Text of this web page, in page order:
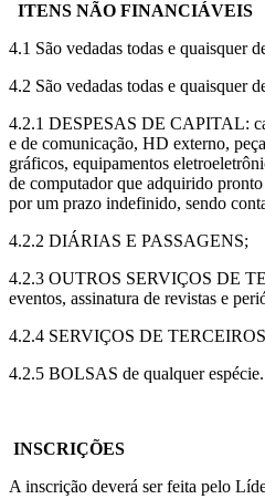
ITENS NÃO FINANCIÁVEIS
4.1 São vedadas todas e quaisquer
4.2 São vedadas todas e quaisquer
4.2.1 DESPESAS DE CAPITAL:
e de comunicação, HD externo,
gráficos, equipamentos
de computador que adquirido
por um prazo indefinido, sendo
4.2.2 DIÁRIAS E PASSAGENS;
4.2.3 OUTROS SERVIÇOS DE
eventos, assinatura de revistas e
4.2.4 SERVIÇOS DE
4.2.5 BOLSAS de qualquer espécie.
INSCRIÇÕES
A inscrição deverá ser feita pelo